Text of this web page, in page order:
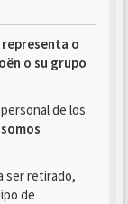
o
o su grupo
de los
ser retirado,
de